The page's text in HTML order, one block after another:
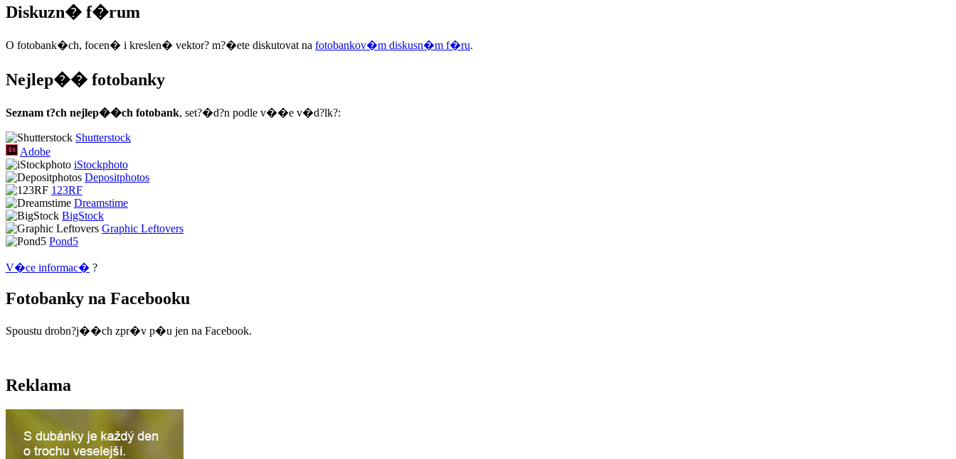
Diskuzn� f�rum
O fotobank�ch, focen� i kreslen� vektor? m?�ete diskutovat na fotobankov�m diskusn�m f�ru.
Nejlep�� fotobanky
Seznam t?ch nejlep��ch fotobank, set?�d?n podle v��e v�d?lk?:
Shutterstock
Adobe
iStockphoto
Depositphotos
123RF
Dreamstime
BigStock
Graphic Leftovers
Pond5
V�ce informac� ?
Fotobanky na Facebooku
Spoustu drobn?j��ch zpr�v p�u jen na Facebook.
Reklama